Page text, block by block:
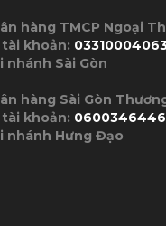
hàng TMCP
tài khoản:
nhánh Sài Gòn
hàng Sài Gòn
tài khoản:
nhánh Hưng Đạo